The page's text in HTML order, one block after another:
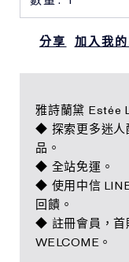
分享 加入我
雅詩蘭黛 Estée
◆ 探索更多迷人
品。
◆ 全站免運。
◆ 使用中信
回饋。
◆ 註冊會員，首
WELCOME。